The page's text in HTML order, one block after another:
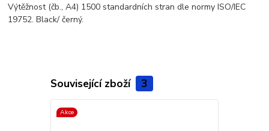
Výtěžnost (čb., A4) 1500 standardních stran dle normy ISO/IEC
19752. Black/ černý.
Související zboží 3
Akce